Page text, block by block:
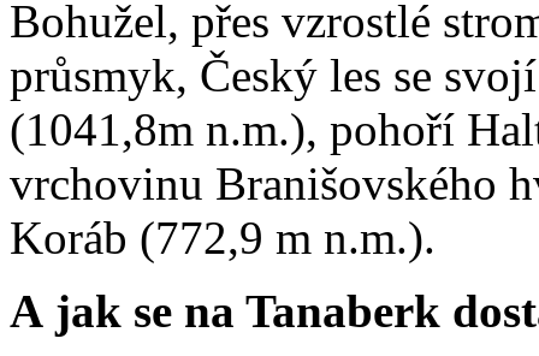
Bohužel, přes vzrostlé
průsmyk, Český les se
(1041,8m n.m.), pohoří
vrchovinu Branišovského
Koráb (772,9 m n.m.).
A jak se na Tanaberk